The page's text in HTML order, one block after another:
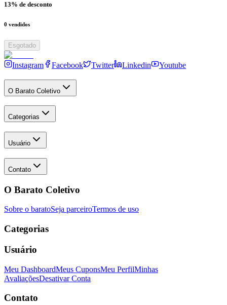
13% de desconto
0 vendidos
Esgotado
Instagram Facebook Twitter Linkedin Youtube
O Barato Coletivo
Categorias
Usuário
Contato
O Barato Coletivo
Sobre o baratoSeja parceiroTermos de uso
Categorias
Usuário
Meu DashboardMeus CuponsMeu PerfilMinhas
AvaliaçõesDesativar Conta
Contato